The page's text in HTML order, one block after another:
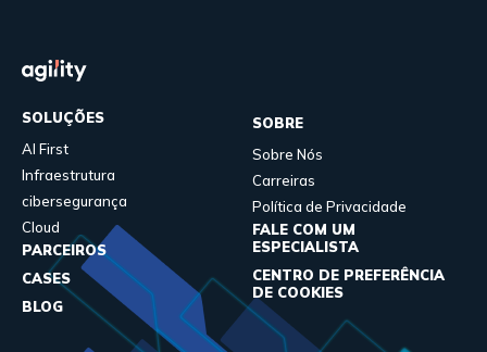
SOLUÇÕES
AI First
Infraestrutura
cibersegurança
Cloud
PARCEIROS
CASES
BLOG
SOBRE
Sobre Nós
Carreiras
Política de Privacidade
FALE COM UM
ESPECIALISTA
CENTRO DE PREFERÊNCIA
DE COOKIES